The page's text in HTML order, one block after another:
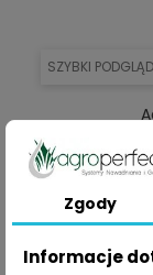
SZYBKI PODGLĄD
Zgody
Informacje